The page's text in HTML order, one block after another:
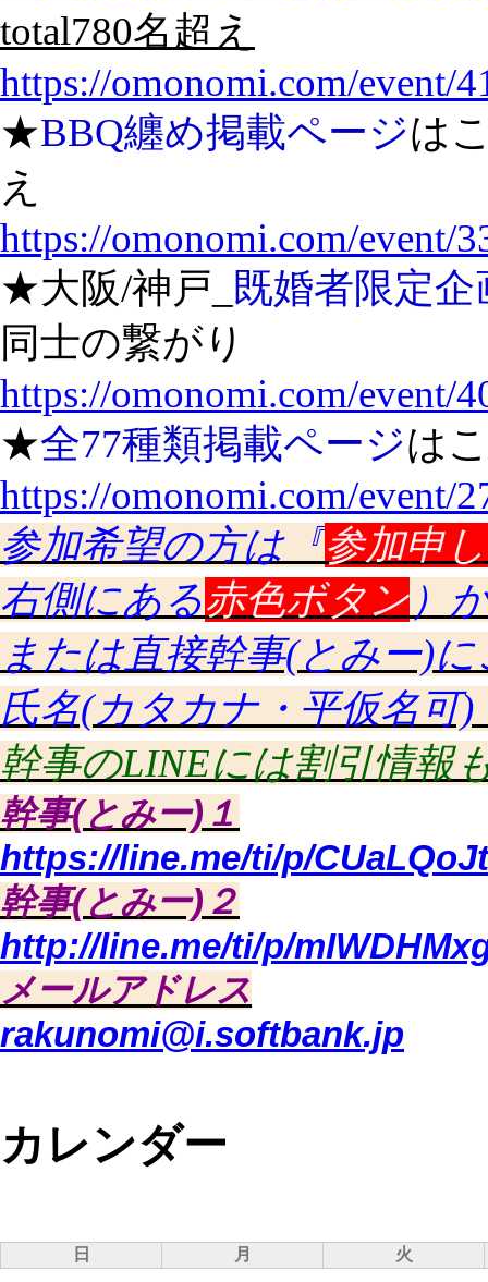
total780名超え
https://omonomi.com/event/
★BBQ纏め掲載ページは
え
https://omonomi.com/event/
★大阪/神戸_
既婚者限定
同士の繋がり
https://omonomi.com/event/
★全77種類掲載ページは
https://omonomi.com/event/
参加希望の方は『参加申
右側にある赤色ボタン ）
または直接幹事(とみー)
氏名(カタカナ・平仮名可
幹事のLINEには割引情報
幹事(とみー)１
https://line.me/ti/p/
幹事(とみー)２
http://line.me/ti/p/
メールアドレス
rakunomi@i.softbank.jp
カレンダー
日 月 火